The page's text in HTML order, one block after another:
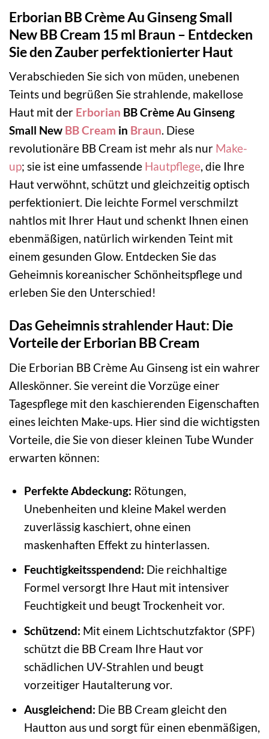
Erborian BB Crème Au Ginseng Small
New BB Cream 15 ml Braun – Entdecken
Sie den Zauber perfektionierter Haut
Verabschieden Sie sich von müden, unebenen
Teints und begrüßen Sie strahlende, makellose
Haut mit der Erborian BB Crème Au Ginseng
Small New BB Cream in Braun. Diese
revolutionäre BB Cream ist mehr als nur Make-
up; sie ist eine umfassende Hautpflege, die Ihre
Haut verwöhnt, schützt und gleichzeitig optisch
perfektioniert. Die leichte Formel verschmilzt
nahtlos mit Ihrer Haut und schenkt Ihnen einen
ebenmäßigen, natürlich wirkenden Teint mit
einem gesunden Glow. Entdecken Sie das
Geheimnis koreanischer Schönheitspflege und
erleben Sie den Unterschied!
Das Geheimnis strahlender Haut: Die
Vorteile der Erborian BB Cream
Die Erborian BB Crème Au Ginseng ist ein wahrer
Alleskönner. Sie vereint die Vorzüge einer
Tagespflege mit den kaschierenden Eigenschaften
eines leichten Make-ups. Hier sind die wichtigsten
Vorteile, die Sie von dieser kleinen Tube Wunder
erwarten können:
Perfekte Abdeckung: Rötungen,
Unebenheiten und kleine Makel werden
zuverlässig kaschiert, ohne einen
maskenhaften Effekt zu hinterlassen.
Feuchtigkeitsspendend: Die reichhaltige
Formel versorgt Ihre Haut mit intensiver
Feuchtigkeit und beugt Trockenheit vor.
Schützend: Mit einem Lichtschutzfaktor (SPF)
schützt die BB Cream Ihre Haut vor
schädlichen UV-Strahlen und beugt
vorzeitiger Hautalterung vor.
Ausgleichend: Die BB Cream gleicht den
Hautton aus und sorgt für einen ebenmäßigen,